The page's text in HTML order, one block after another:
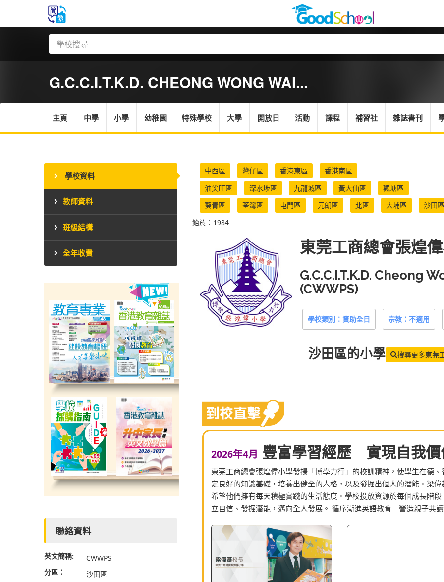
G.C.C.I.T.K.D. CHEONG WONG WAI...
主頁 中學 小學 幼稚園 特殊學校 大學 開放日 活動 課程 補習社 雜誌書刊
中西區 灣仔區 香港東區
香港南區
油尖旺區
深水埗區 九龍城區 黃大仙區
觀塘區
葵青區
荃灣區 屯門區 元朗區 北區 大埔區 沙田區
始於：1984
東莞工商總會張煌
G.C.C.I.T.K.D. Cheong
(CWWPS)
學校類別：資助全日 宗教：不適用
沙田區的小學 搜尋更多東莞
2026年4月 豐富學習經歷 實現自我價
東莞工商總會張煌偉小學發揚「博學力行」的校訓精神，使學生在德
定良好的知識基礎，培養出健全的人格，以及發掘出個人的潛能。梁
希望他們擁有每天積極實踐的生活態度。學校投放資源於每個成長階
立自信、發掘潛能，邁向全人發展。 循序漸進英語教育 營造親子共
學校資料
教師資料
班級結構
全年收費
聯絡資料
英文簡稱:
CWWPS
分區：
沙田區